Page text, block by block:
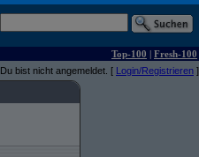
Top-100 | Fresh-100
Du bist nicht angemeldet. [ Login/Registrieren ]